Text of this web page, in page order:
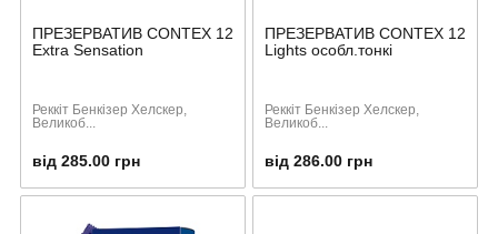
ПРЕЗЕРВАТИВ CONTEX 12
Extra Sensation
Реккіт Бенкізер Хелскер,
Великоб...
від 285.00 грн
ПРЕЗЕРВАТИВ CONTEX 12
Lights особл.тонкі
Реккіт Бенкізер Хелскер,
Великоб...
від 286.00 грн